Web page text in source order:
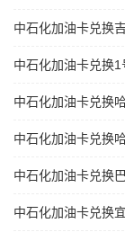
中石化加油卡兑换
中石化加油卡兑换
中石化加油卡兑换
中石化加油卡兑换
中石化加油卡兑换
中石化加油卡兑换